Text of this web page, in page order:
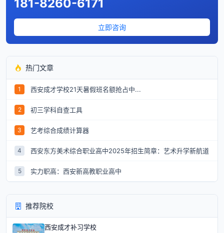
181-8260-6171
立即咨询
热门文章
1 西安成才学校21天暑假班名额抢占中...
2 初三学科自查工具
3 艺考综合成绩计算器
4 西安东方美术综合职业高中2025年招生简章：艺术升学新航道
5 实力职高：西安新高教职业高中
推荐院校
西安成才补习学校